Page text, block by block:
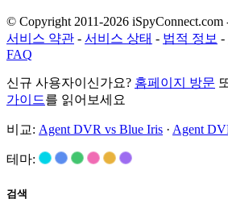
© Copyright 2011-2026 iSpyConnect.com
서비스 약관 - 서비스 상태 - 법적 정보 -
FAQ
신규 사용자이신가요? 홈페이지 방문
가이드를 읽어보세요
비교: Agent DVR vs Blue Iris · Agent
테마:
검색